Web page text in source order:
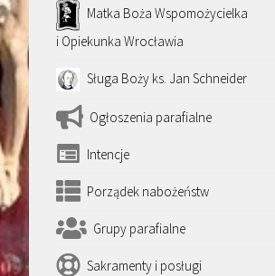
Matka Boża Wspomożycielka
i Opiekunka Wrocławia
Sługa Boży ks. Jan Schneider
Ogłoszenia parafialne
Intencje
Porządek nabożeństw
Grupy parafialne
Sakramenty i posługi